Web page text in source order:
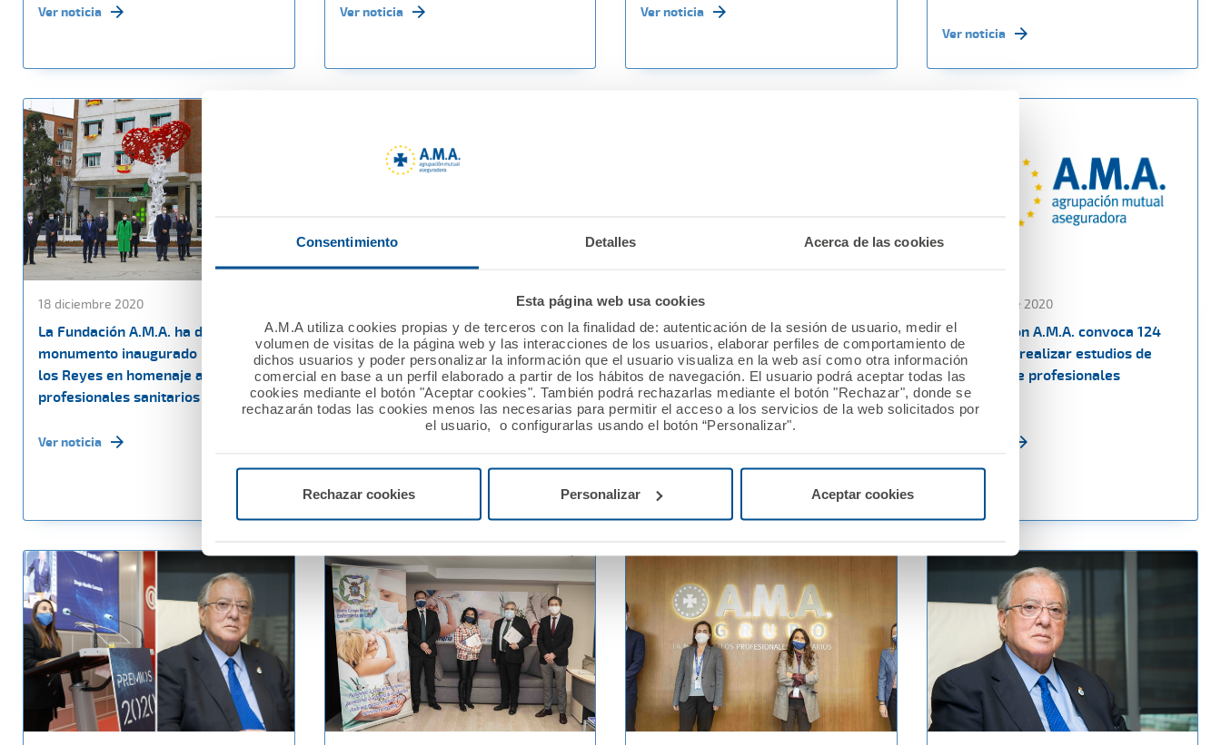
Consentimiento Detalles Acerca de las cookies
Esta página web usa cookies
A.M.A utiliza cookies propias y de terceros con la finalidad de: autenticación de la sesión de usuario, medir el
volumen de visitas de la página web y las interacciones de los usuarios, elaborar perfiles de comportamiento de
dichos usuarios y poder personalizar la información que el usuario visualiza en la web así como otra información
comercial en base a un perfil elaborado a partir de los hábitos de navegación. El usuario podrá aceptar todas las
cookies mediante el botón "Aceptar cookies". También podrá rechazarlas mediante el botón "Rechazar", donde se
rechazarán todas las cookies menos las necesarias para permitir el acceso a los servicios de la web solicitados por
el usuario, o configurarlas usando el botón “Personalizar".
Rechazar cookies Personalizar Aceptar cookies
Ver noticia Ver noticia Ver noticia
Ver noticia
18 diciembre 2020
La Fundación A.M.A. ha donado el
monumento inaugurado por SS.MM.
los Reyes en homenaje a todos los
profesionales sanitarios
Ver noticia
Semana intensa en la sede de
A.M.A., AMA Vida y Fundación por la
firma de nuevos acuerdos,
renovaciones de convenios de
colaboración y pólizas colectivas de
Ver noticia
02 diciembre 2020
AMA Vida firma con el Colegio de
Médicos de Huelva la póliza
colectiva de Vida
Ver noticia
29 noviembre 2020
La Fundación A.M.A. convoca 124
becas para realizar estudios de
posgrado de profesionales
sanitarios